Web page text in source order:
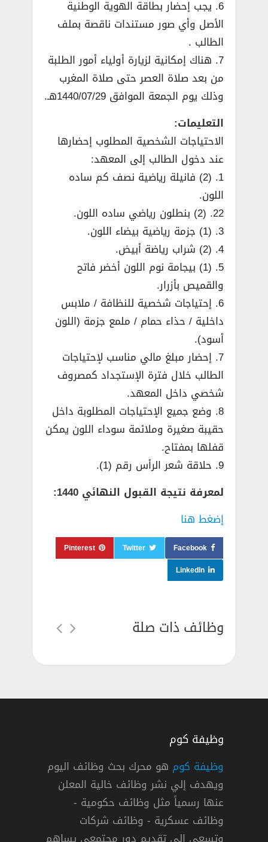
6. يجب إحضار بطاقة الهوية الوطنية
الأصل وأي صور مستندات ناقصة بملف
الطالب .
7. هناك إمكانية لزيارة أولياء أمور الطلبة
من بعد صلاة العصر حتى صلاة المغرب
وذلك يوم الجمعة الموافق 1440/07/29هـ.
التعليمات:
الاحتياجات الشخصية المطلوب إحضارها
عند دخول الطالب إلى المعهد:
1. (2) فانيلة رياضية نصف كم ساده
اللون.
22. (2) بنطلون رياضي ساده اللون.
3. (1) جزمة رياضية بيضاء اللون.
4. (2) شراب رياضة أبيض.
5. (1) بيجامة نوم اللون أخضر فاتح
والقميص بأزرار.
6. إحتياجات شخصية للنظافة / ملابس
داخلية / حذاء حمام / ملمع جزمة (اللون
أسود).
7. إحضار مبلغ مالي مناسب لإحتياجات
الطالب خلال فترة الإستجداد كمصروف
شخصي داخل المعهد.
8. وضع جميع الإحتياجات المطلوبة داخل
حقيبة صغيرة وملائمة سوداء اللون يمكن
قفلها بمفتاح.
9. حلاقة شعر الرأس رقم (1).
لمعرفة نتيجة القبول النهائي 1440:
إضغط هنا
Facebook
Twitter
Pinterest
LinkedIn
وظائف ذات صلة
وظيفة كوم
وظيفة كوم هو محرك بحث وظائف اليوم
ويهدف إلي نشر وظائف خالية المعلن
عنها رسمياً مثل وظائف حكومية -
وظائف عسكرية - وظائف شركات